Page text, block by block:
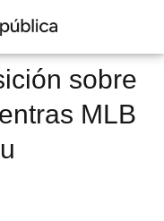
sobre
MLB